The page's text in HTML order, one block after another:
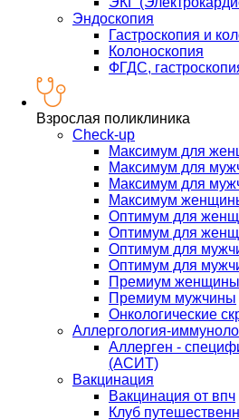
Эндоскопия
Гастроскопия и
Колоноскопия
ФГДС,
Взрослая поликлиника
Check-up
Максимум для
Максимум для
Максимум для
Максимум
Оптимум для
Оптимум для
Оптимум для
Оптимум для
Премиум женщины
Премиум мужчины
Онкологические
Аллергология-
Аллерген -
(АСИТ)
Вакцинация
Вакцинация от впч
Клуб